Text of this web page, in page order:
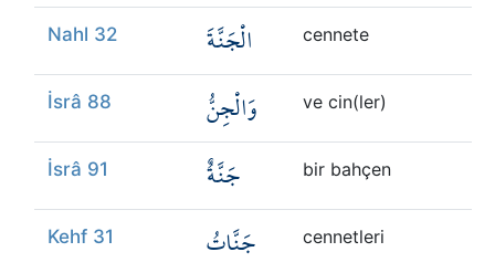
Nahl 32 الْجَنَّةَ cennete
İsrâ 88 وَالْجِنُّ ve cin(ler)
İsrâ 91 جَنَّةٌ bir bahçen
Kehf 31 جَنَّاتُ cennetleri